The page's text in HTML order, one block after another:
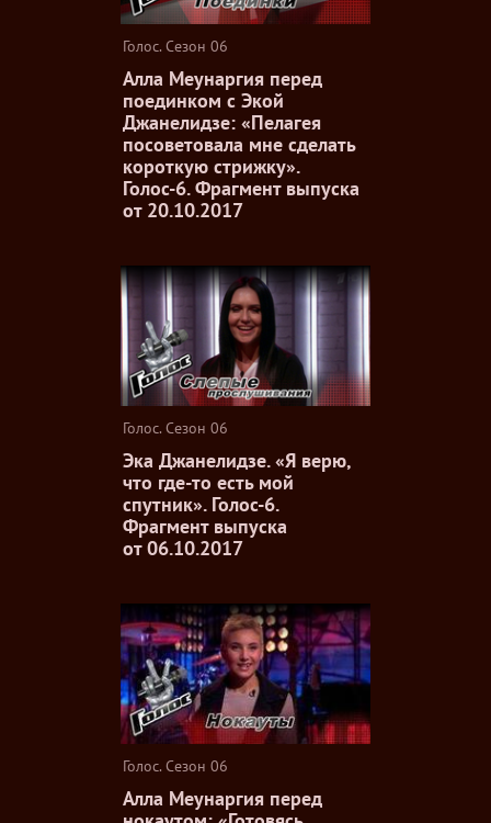
Голос. Сезон 06
Алла Меунаргия перед
поединком с Экой
Джанелидзе: «Пелагея
посоветовала мне сделать
короткую стрижку».
Голос-6. Фрагмент выпуска
от 20.10.2017
Голос. Сезон 06
Эка Джанелидзе. «Я верю,
что где-то есть мой
спутник». Голос-6.
Фрагмент выпуска
от 06.10.2017
Голос. Сезон 06
Алла Меунаргия перед